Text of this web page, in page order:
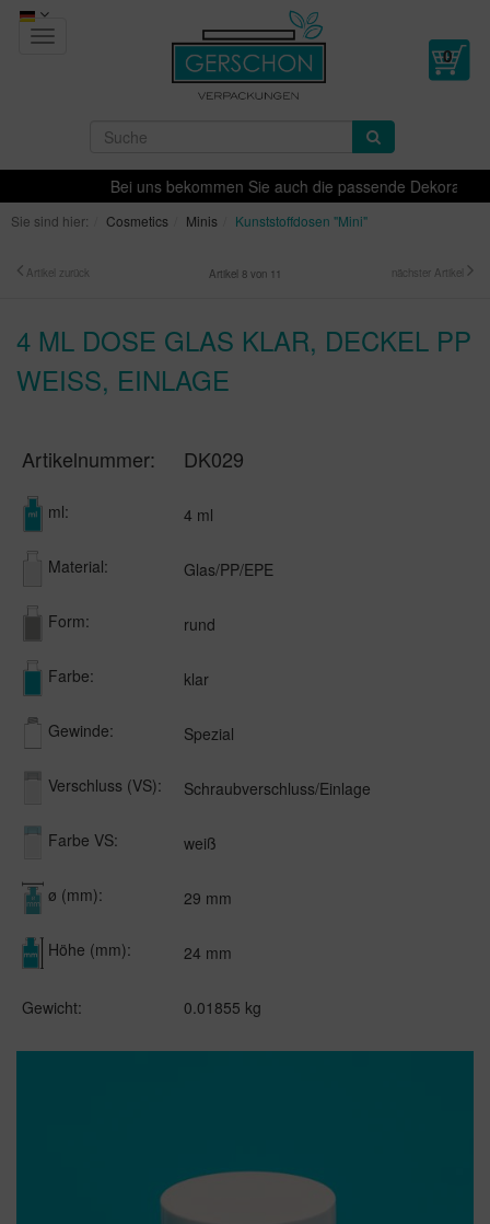
Toggle
Bei uns bekommen Sie auch die passende
Sie sind hier: Cosmetics Minis Kunststoffdosen "Mini"
Artikel zurück Artikel 8 von 11 nächster Artikel
4 ML DOSE GLAS KLAR, DECKEL PP
WEISS, EINLAGE
Artikelnummer: DK029
ml: 4 ml
Material: Glas/PP/EPE
Form: rund
Farbe: klar
Gewinde: Spezial
Verschluss (VS): Schraubverschluss/Einlage
Farbe VS: weiß
ø (mm): 29 mm
Höhe (mm): 24 mm
Gewicht: 0.01855 kg